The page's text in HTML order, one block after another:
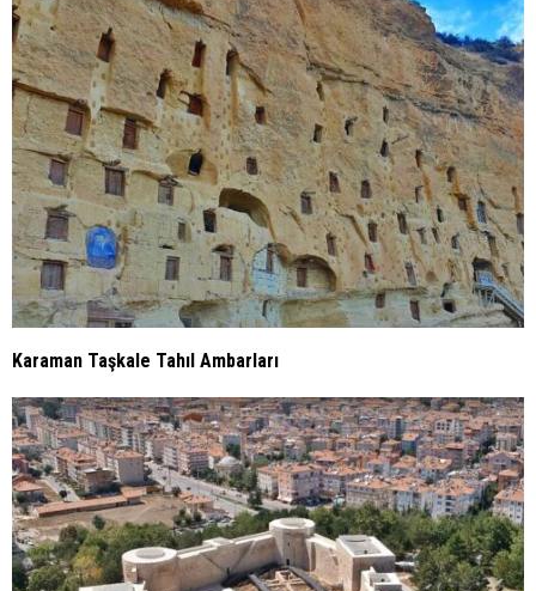
Karaman Taşkale Tahıl Ambarları